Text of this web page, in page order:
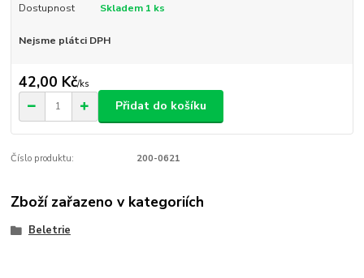
Dostupnost Skladem 1 ks
Nejsme plátci DPH
42,00 Kč/ks
Přidat do košíku
Číslo produktu: 200-0621
Zboží zařazeno v kategoriích
Beletrie